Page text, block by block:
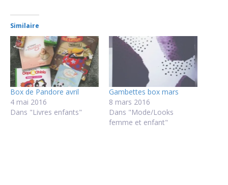
Similaire
Box de Pandore avril
4 mai 2016
Dans "Livres enfants"
Gambettes box mars
8 mars 2016
Dans "Mode/Looks
femme et enfant"